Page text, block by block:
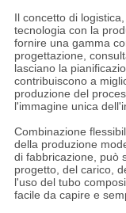
Il concetto di
tecnologia con la
fornire una gamma
progettazione,
lasciano la
contribuiscono a
produzione del
l'immagine unica
Combinazione
della produzione
di fabbricazione, può
progetto, del carico,
l'uso del tubo
facile da capire e